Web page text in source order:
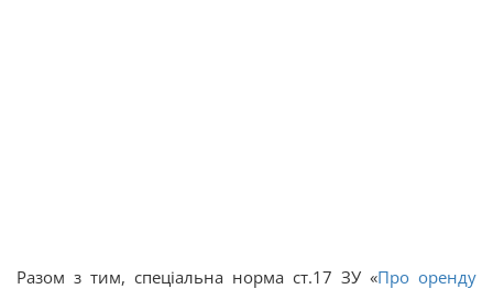
Разом з тим, спеціальна норма ст.17 ЗУ «Про оренду